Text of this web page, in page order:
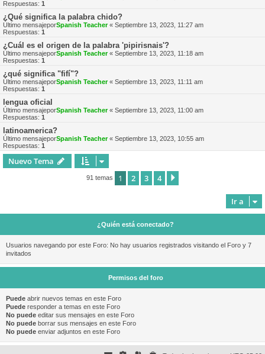
Respuestas: 1
¿Qué significa la palabra chido?
Último mensajeporSpanish Teacher« Septiembre 13, 2023, 11:27 am
Respuestas: 1
¿Cuál es el origen de la palabra 'pipirisnais'?
Último mensajeporSpanish Teacher« Septiembre 13, 2023, 11:18 am
Respuestas: 1
¿qué significa "fifí"?
Último mensajeporSpanish Teacher« Septiembre 13, 2023, 11:11 am
Respuestas: 1
lengua oficial
Último mensajeporSpanish Teacher« Septiembre 13, 2023, 11:00 am
Respuestas: 1
latinoamerica?
Último mensajeporSpanish Teacher« Septiembre 13, 2023, 10:55 am
Respuestas: 1
Nuevo Tema
91 temas 1 2 3 4
Ir a
¿Quién está conectado?
Usuarios navegando por este Foro: No hay usuarios registrados visitando el Foro y 7
invitados
Permisos del foro
Puede abrir nuevos temas en este Foro
Puede responder a temas en este Foro
No puede editar sus mensajes en este Foro
No puede borrar sus mensajes en este Foro
No puede enviar adjuntos en este Foro